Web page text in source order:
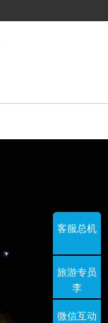
客服总机
旅游专员
李
微信互动